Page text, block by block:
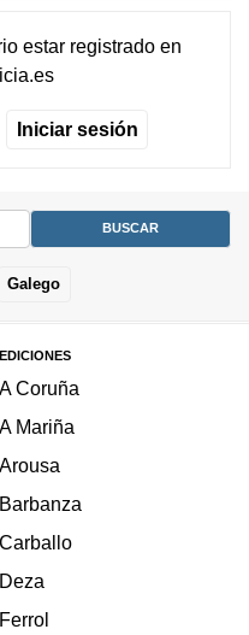
estar registradoen
Iniciar sesión
Galego
EDICIONES
A Coruña
A Mariña
Arousa
Barbanza
Carballo
Deza
Ferrol